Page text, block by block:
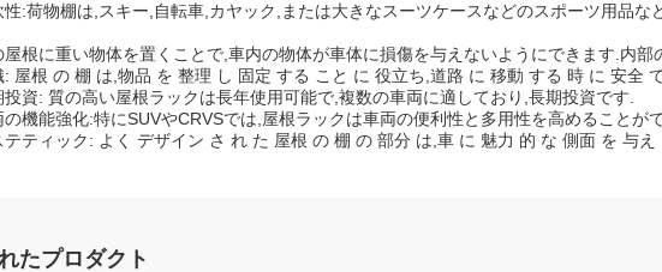
性:荷物棚は,スキー,自転車,カヤック,または大きなスーツケースなどのスポーツ用品な
屋根に重い物体を置くことで,車内の物体が車体に損傷を与えないようにできます.内部
: 屋根 の 棚 は,物品 を 整理 し 固定 する こと に 役立ち,道路 に 移動 する 時 に 安全
投資: 質の高い屋根ラックは長年使用可能で,複数の車両に適しており,長期投資です.
の機能強化:特にSUVやCRVSでは,屋根ラックは車両の便利性と多用性を高めることが
テティック: よく デザイン さ れ た 屋根 の 棚 の 部分 は,車 に 魅力 的 な 側面 を 与え
たプロダクト